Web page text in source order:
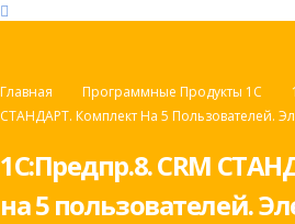
Главная Программные Продукты 1С
СТАНДАРТ. Комплект На 5 Пользователей.
1С:Предпр.8. CRM
на 5 пользователей.